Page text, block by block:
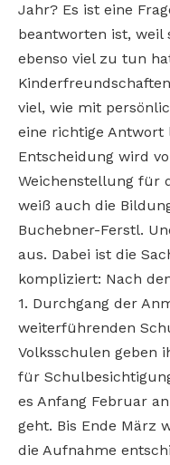
Jahr? Es ist eine
beantworten ist, weil
ebenso viel zu tun
viel, wie mit
eine richtige Antwort
Entscheidung wird
Weichenstellung für
weiß auch die
Buchebner-Ferstl.
aus. Dabei ist die
kompliziert: Nach
1. Durchgang der
weiterführenden
Volksschulen geben
für
es Anfang Februar
geht. Bis Ende März
die Aufnahme